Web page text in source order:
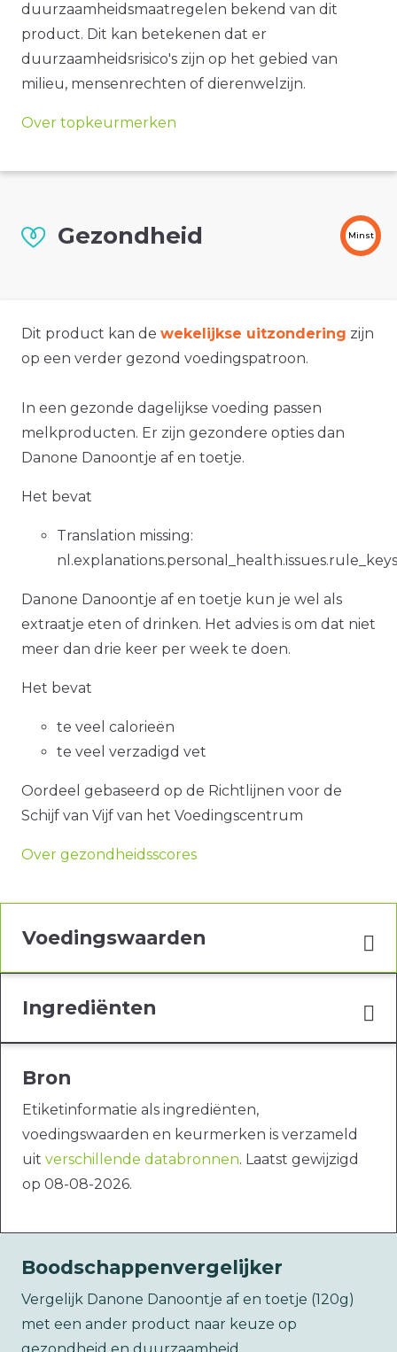
duurzaamheidsmaatregelen bekend van dit
product. Dit kan betekenen dat er
duurzaamheidsrisico's zijn op het gebied van
milieu, mensenrechten of dierenwelzijn.
Over topkeurmerken
Gezondheid Minst
Dit product kan de wekelijkse uitzondering zijn
op een verder gezond voedingspatroon.
In een gezonde dagelijkse voeding passen
melkproducten. Er zijn gezondere opties dan
Danone Danoontje af en toetje.
Het bevat
Translation missing:
Danone Danoontje af en toetje kun je wel als
extraatje eten of drinken. Het advies is om dat niet
meer dan drie keer per week te doen.
Het bevat
te veel calorieën
te veel verzadigd vet
Oordeel gebaseerd op de Richtlijnen voor de
Schijf van Vijf van het Voedingscentrum
Over gezondheidsscores
Voedingswaarden
Ingrediënten
Bron
Etiketinformatie als ingrediënten,
voedingswaarden en keurmerken is verzameld
uit verschillende databronnen. Laatst gewijzigd
op 08-08-2026.
Boodschappenvergelijker
Vergelijk Danone Danoontje af en toetje (120g)
met een ander product naar keuze op